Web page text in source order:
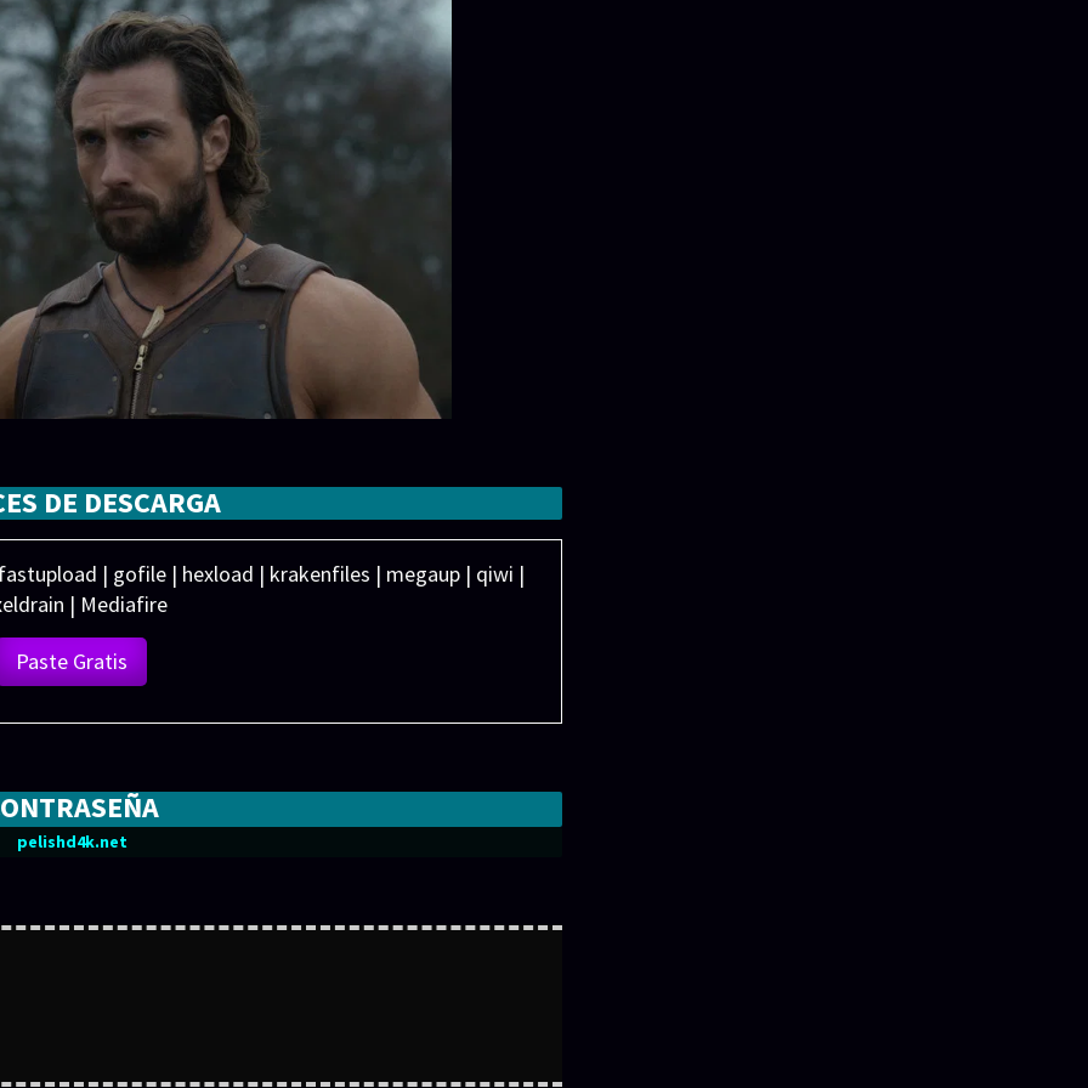
DE DESCARGA
| gofile | hexload | krakenfiles | megaup | qiwi |
| Mediafire
Paste Gratis
pelishd4k.net